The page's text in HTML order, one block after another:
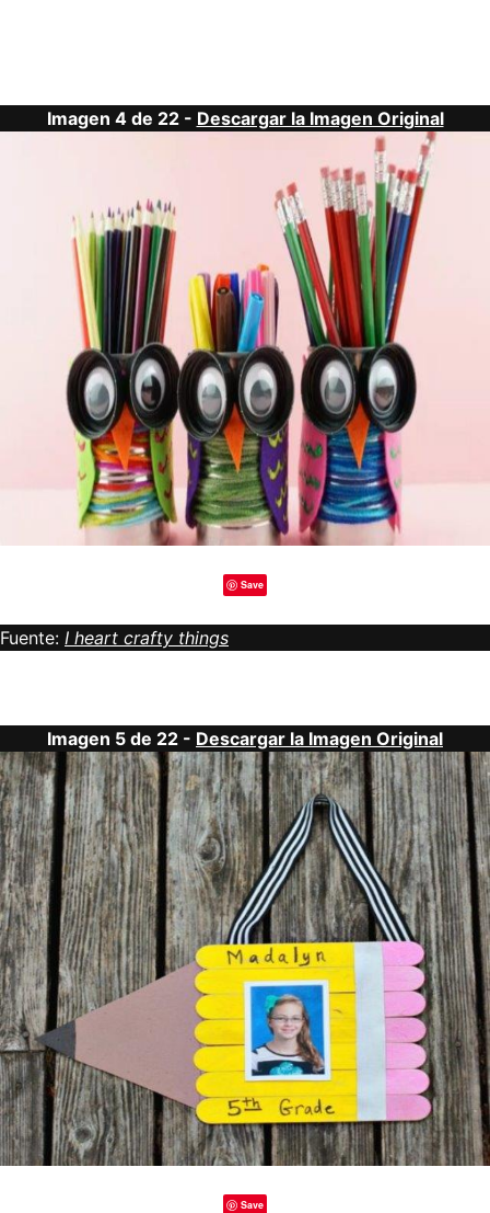
Imagen 4 de 22 - Descargar la Imagen Original
Save
Fuente: I heart crafty things
Imagen 5 de 22 - Descargar la Imagen Original
Save